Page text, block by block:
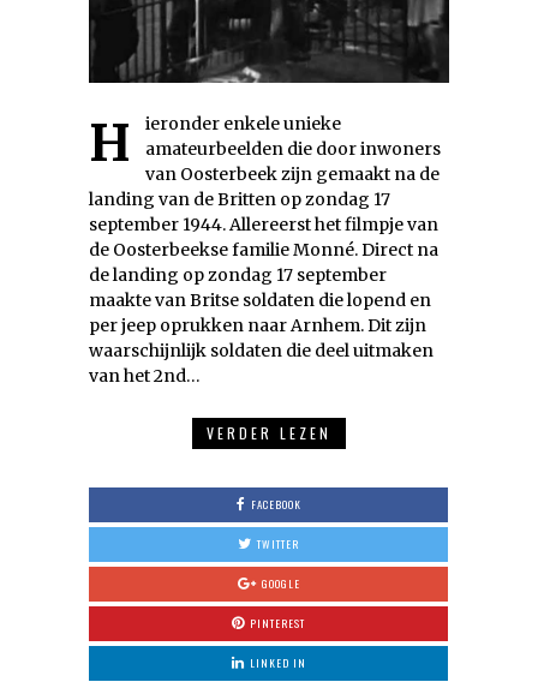
Hieronder enkele unieke
amateurbeelden die door inwoners
van Oosterbeek zijn gemaakt na de
landing van de Britten op zondag 17
september 1944. Allereerst het filmpje van
de Oosterbeekse familie Monné. Direct na
de landing op zondag 17 september
maakte van Britse soldaten die lopend en
per jeep oprukken naar Arnhem. Dit zijn
waarschijnlijk soldaten die deel uitmaken
van het 2nd…
VERDER LEZEN
FACEBOOK
TWITTER
GOOGLE
PINTEREST
LINKED IN